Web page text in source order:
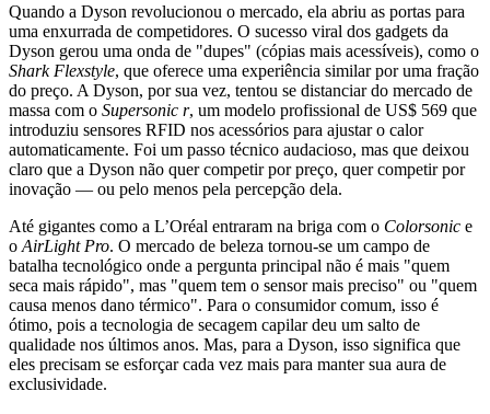
Quando a Dyson revolucionou o mercado, ela abriu as portas para
uma enxurrada de competidores. O sucesso viral dos gadgets da
Dyson gerou uma onda de "dupes" (cópias mais acessíveis), como o
Shark Flexstyle, que oferece uma experiência similar por uma fração
do preço. A Dyson, por sua vez, tentou se distanciar do mercado de
massa com o Supersonic r, um modelo profissional de US$ 569 que
introduziu sensores RFID nos acessórios para ajustar o calor
automaticamente. Foi um passo técnico audacioso, mas que deixou
claro que a Dyson não quer competir por preço, quer competir por
inovação — ou pelo menos pela percepção dela.
Até gigantes como a L’Oréal entraram na briga com o Colorsonic e
o AirLight Pro. O mercado de beleza tornou-se um campo de
batalha tecnológico onde a pergunta principal não é mais "quem
seca mais rápido", mas "quem tem o sensor mais preciso" ou "quem
causa menos dano térmico". Para o consumidor comum, isso é
ótimo, pois a tecnologia de secagem capilar deu um salto de
qualidade nos últimos anos. Mas, para a Dyson, isso significa que
eles precisam se esforçar cada vez mais para manter sua aura de
exclusividade.